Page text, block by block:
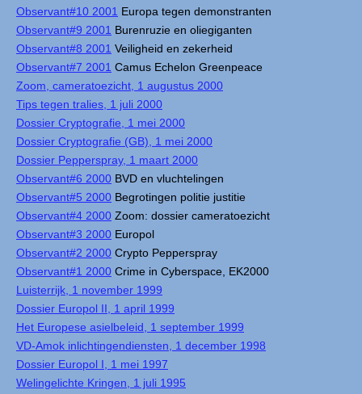
Observant#10 2001 Europa tegen demonstranten
Observant#9 2001 Burenruzie en oliegiganten
Observant#8 2001 Veiligheid en zekerheid
Observant#7 2001 Camus Echelon Greenpeace
Zoom, cameratoezicht, 1 augustus 2000
Tips tegen tralies, 1 juli 2000
Dossier Cryptografie, 1 mei 2000
Dossier Cryptografie (GB), 1 mei 2000
Dossier Pepperspray, 1 maart 2000
Observant#6 2000 BVD en vluchtelingen
Observant#5 2000 Begrotingen politie justitie
Observant#4 2000 Zoom: dossier cameratoezicht
Observant#3 2000 Europol
Observant#2 2000 Crypto Pepperspray
Observant#1 2000 Crime in Cyberspace, EK2000
Luisterrijk, 1 november 1999
Dossier Europol II, 1 april 1999
Het Europese asielbeleid, 1 september 1999
VD-Amok inlichtingendiensten, 1 december 1998
Dossier Europol I, 1 mei 1997
Welingelichte Kringen, 1 juli 1995